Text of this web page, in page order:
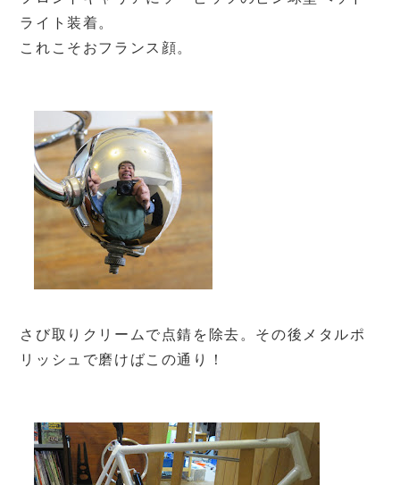
ライト装着。
これこそおフランス顔。
さび取りクリームで点錆を除去。その後メタルポ
リッシュで磨けばこの通り！